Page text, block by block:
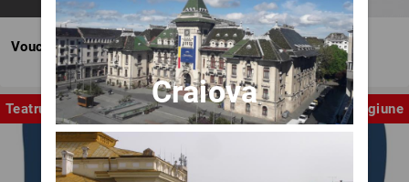
Voucher BILET.ro
Teatrul Mic Stagiune
Craiova